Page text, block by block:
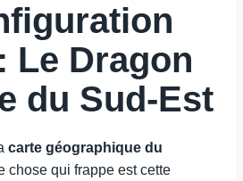
Le Dragon
du Sud-Est
carte géographique du
chose qui frappe est cette